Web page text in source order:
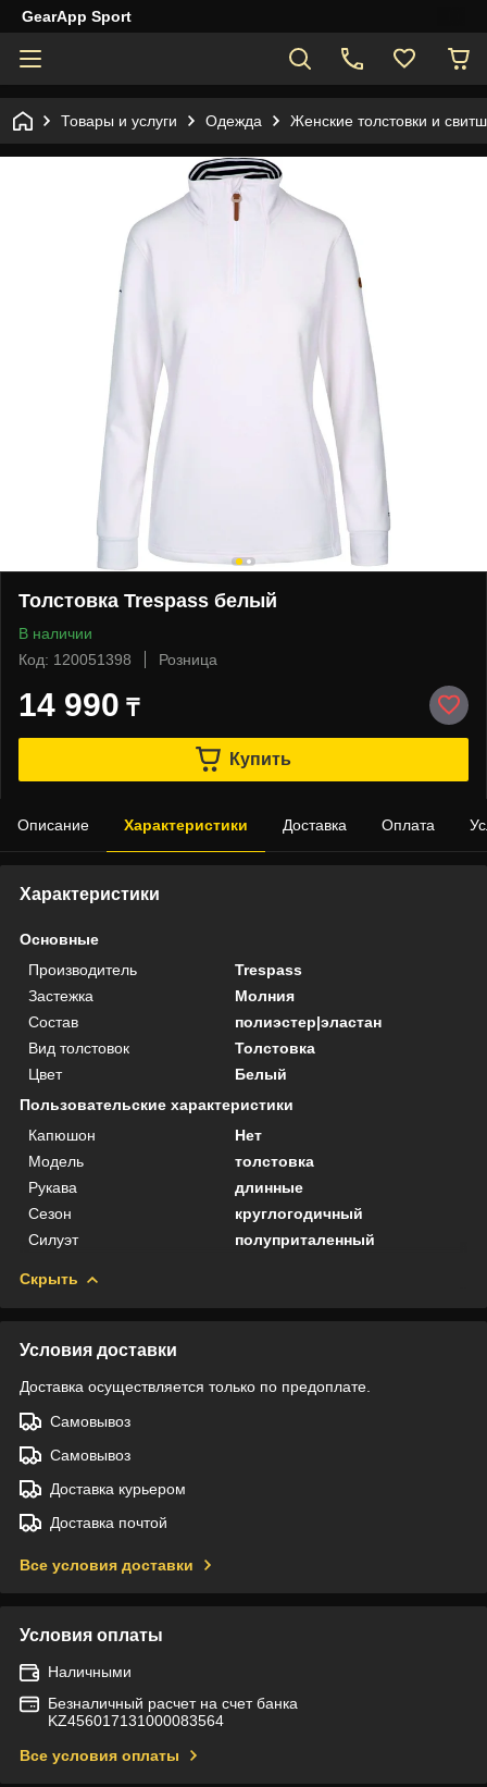
GearApp Sport
Товары и услуги Одежда Женские толстовки и
Толстовка Trespass белый
В наличии
Код: 120051398
Розница
14 990 ₸
Купить
Описание Характеристики Доставка Оплата
Характеристики
Основные
Производитель
Trespass
Застежка
Молния
Состав
полиэстер|эластан
Вид толстовок
Толстовка
Цвет
Белый
Пользовательские характеристики
Капюшон
Нет
Модель
толстовка
Рукава
длинные
Сезон
круглогодичный
Силуэт
полуприталенный
Скрыть
Условия доставки
Доставка осуществляется только по предоплате.
Самовывоз
Самовывоз
Доставка курьером
Доставка почтой
Все условия доставки
Условия оплаты
Наличными
Безналичный расчет на счет банка
KZ456017131000083564
Все условия оплаты